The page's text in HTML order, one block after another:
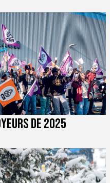
de 2025